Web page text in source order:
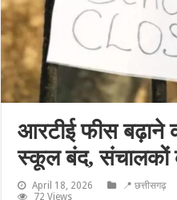
आरटीई फीस बढ़ाने
स्कूल बंद, संचालकों
April 18, 2026 📍 छत्तीसगढ़
72 Views